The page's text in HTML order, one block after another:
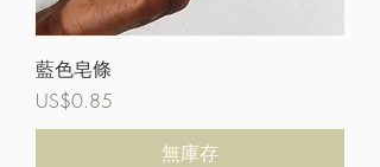
藍色皂條
價格
US$0.85
無庫存